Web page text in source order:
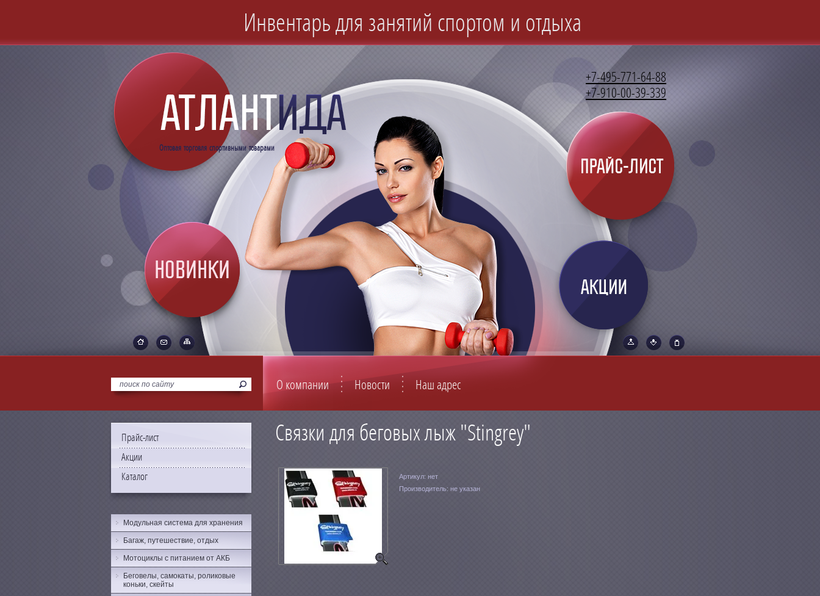
О компании Новости Наш адрес
Инвентарь для занятий спортом и отдыха
Оптовая торговля спортивными товарами
+7-495-771-64-88
+7-910-00-39-339
Связки для беговых лыж "Stingrey"
Артикул: нет
Производитель: не указан
Прайс-лист
Акции
Каталог
Модульная система для хранения
Багаж, путешествие, отдых
Мотоциклы с питанием от АКБ
Беговелы, самокаты, роликовые
коньки, скейты